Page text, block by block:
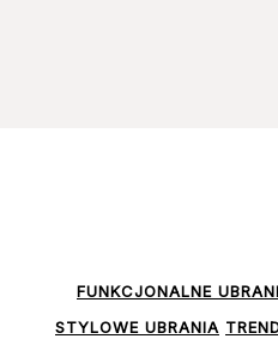
FUNKCJONALNE
STYLOWE UBRANIA